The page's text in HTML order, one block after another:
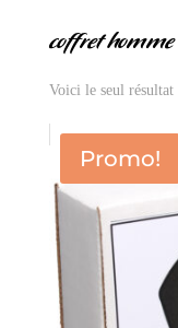
coffret homme
Voici le seul résultat
Promo!